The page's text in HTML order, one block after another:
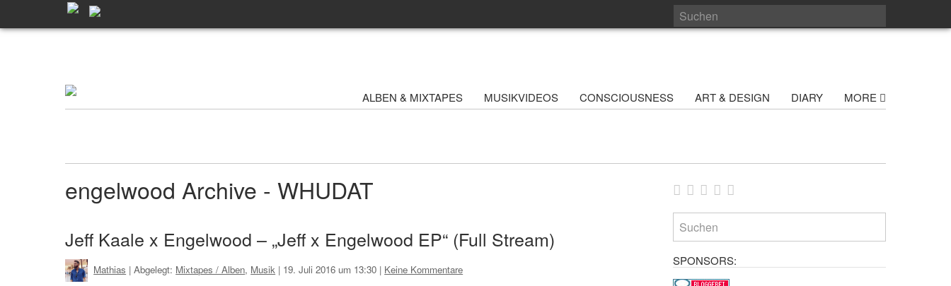
ALBEN & MIXTAPES MUSIKVIDEOS CONSCIOUSNESS ART & DESIGN DIARY MORE
engelwood Archive - WHUDAT
Jeff Kaale x Engelwood – „Jeff x Engelwood EP“ (Full Stream)
Mathias | Abgelegt: Mixtapes / Alben, Musik | 19. Juli 2016 um 13:30 | Keine Kommentare
SPONSORS: